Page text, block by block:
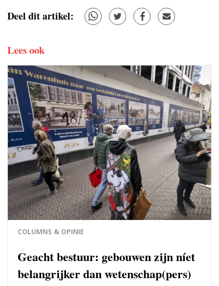
Deel dit artikel:
Lees ook
COLUMNS & OPINIE
Geacht bestuur: gebouwen zijn níet
belangrijker dan wetenschap(pers)